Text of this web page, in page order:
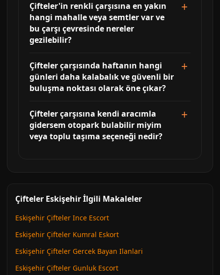
Çifteler'in renkli çarşısına en yakın
hangi mahalle veya semtler var ve
bu çarşı çevresinde nereler
gezilebilir?
Çifteler çarşısında haftanın hangi
günleri daha kalabalık ve güvenli bir
buluşma noktası olarak öne çıkar?
Çifteler çarşısına kendi aracımla
gidersem otopark bulabilir miyim
veya toplu taşıma seçeneği nedir?
Çifteler Eskişehir İlgili Makaleler
Eskişehir Çifteler Ince Escort
Eskişehir Çifteler Kumral Eskort
Eskişehir Çifteler Gercek Bayan Ilanlari
Eskişehir Çifteler Gunluk Escort